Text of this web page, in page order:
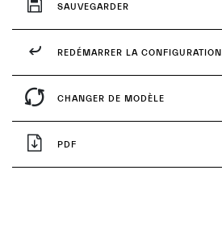
SAUVEGARDER
REDÉMARRER LA CONFIGURATION
CHANGER DE MODÈLE
PDF